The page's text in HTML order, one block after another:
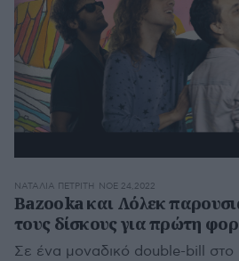
ΝΑΤΑΛΊΑ ΠΕΤΡΊΤΗ ΝΟΕ 24,2022
Bazooka και Λόλεκ
τους δίσκους για πρώτη
Σε ένα μοναδικό double-bill στο